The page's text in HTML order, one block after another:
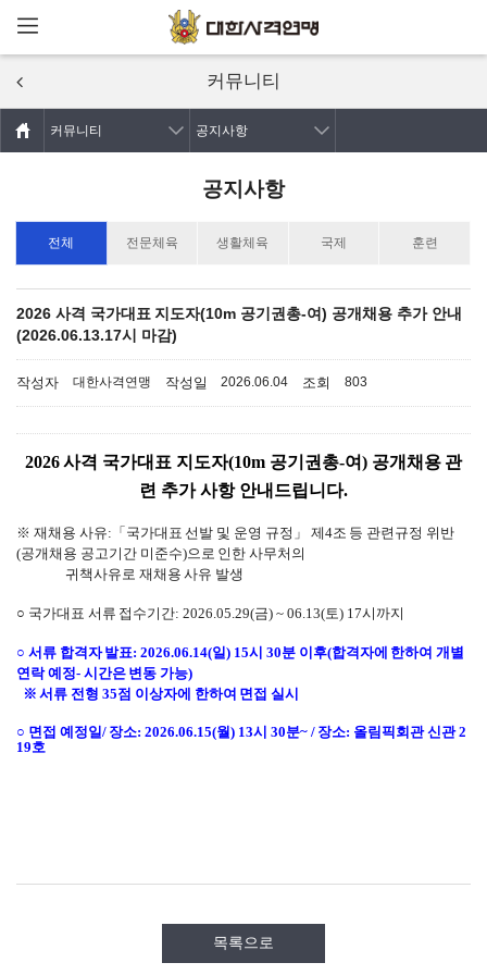
주요콘텐츠로
커뮤니티
커뮤니티 공지사항
공지사항
전체 전문체육 생활체육 국제 훈련
2026 사격 국가대표 지도자(10m 공기권총-여) 공개채용 추가 안내
(2026.06.13.17시 마감)
작성자 대한사격연맹 작성일 2026.06.04 조회 803
2026 사격 국가대표 지도자(10m 공기권총-여) 공개채용 관
련 추가 사항 안내드립니다.
※ 재채용 사유:「국가대표 선발 및 운영 규정」 제4조 등 관련규정 위반
(공개채용 공고기간 미준수)으로 인한 사무처의
귀책사유로 재채용 사유 발생
○ 국가대표 서류 접수기간: 2026.05.29(금) ~ 06.13(토) 17시까지
○ 서류 합격자 발표: 2026.06.14(일) 15시 30분 이후(합격자에 한하여 개별
연락 예정- 시간은 변동 가능)
※서류 전형35점 이상자에 한하여 면접 실시
○ 면접 예정일/ 장소: 2026.06.15(월) 13시 30분~ / 장소: 올림픽회관 신관 2
19호
목록으로